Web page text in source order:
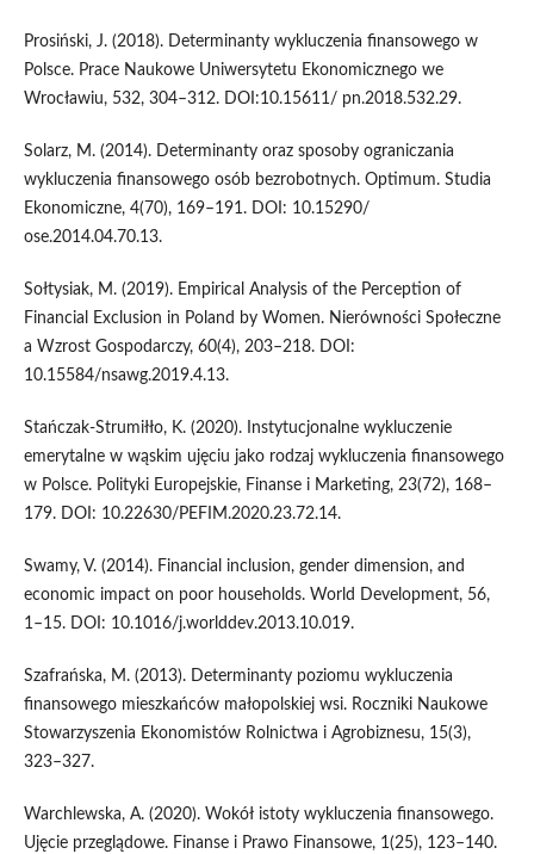
Prosiński, J. (2018). Determinanty wykluczenia finansowego w
Polsce. Prace Naukowe Uniwersytetu Ekonomicznego we
Wrocławiu, 532, 304–312. DOI:10.15611/ pn.2018.532.29.
Solarz, M. (2014). Determinanty oraz sposoby ograniczania
wykluczenia finansowego osób bezrobotnych. Optimum. Studia
Ekonomiczne, 4(70), 169–191. DOI: 10.15290/
ose.2014.04.70.13.
Sołtysiak, M. (2019). Empirical Analysis of the Perception of
Financial Exclusion in Poland by Women. Nierówności Społeczne
a Wzrost Gospodarczy, 60(4), 203–218. DOI:
10.15584/nsawg.2019.4.13.
Stańczak-Strumiłło, K. (2020). Instytucjonalne wykluczenie
emerytalne w wąskim ujęciu jako rodzaj wykluczenia finansowego
w Polsce. Polityki Europejskie, Finanse i Marketing, 23(72), 168–
179. DOI: 10.22630/PEFIM.2020.23.72.14.
Swamy, V. (2014). Financial inclusion, gender dimension, and
economic impact on poor households. World Development, 56,
1–15. DOI: 10.1016/j.worlddev.2013.10.019.
Szafrańska, M. (2013). Determinanty poziomu wykluczenia
finansowego mieszkańców małopolskiej wsi. Roczniki Naukowe
Stowarzyszenia Ekonomistów Rolnictwa i Agrobiznesu, 15(3),
323–327.
Warchlewska, A. (2020). Wokół istoty wykluczenia finansowego.
Ujęcie przeglądowe. Finanse i Prawo Finansowe, 1(25), 123–140.